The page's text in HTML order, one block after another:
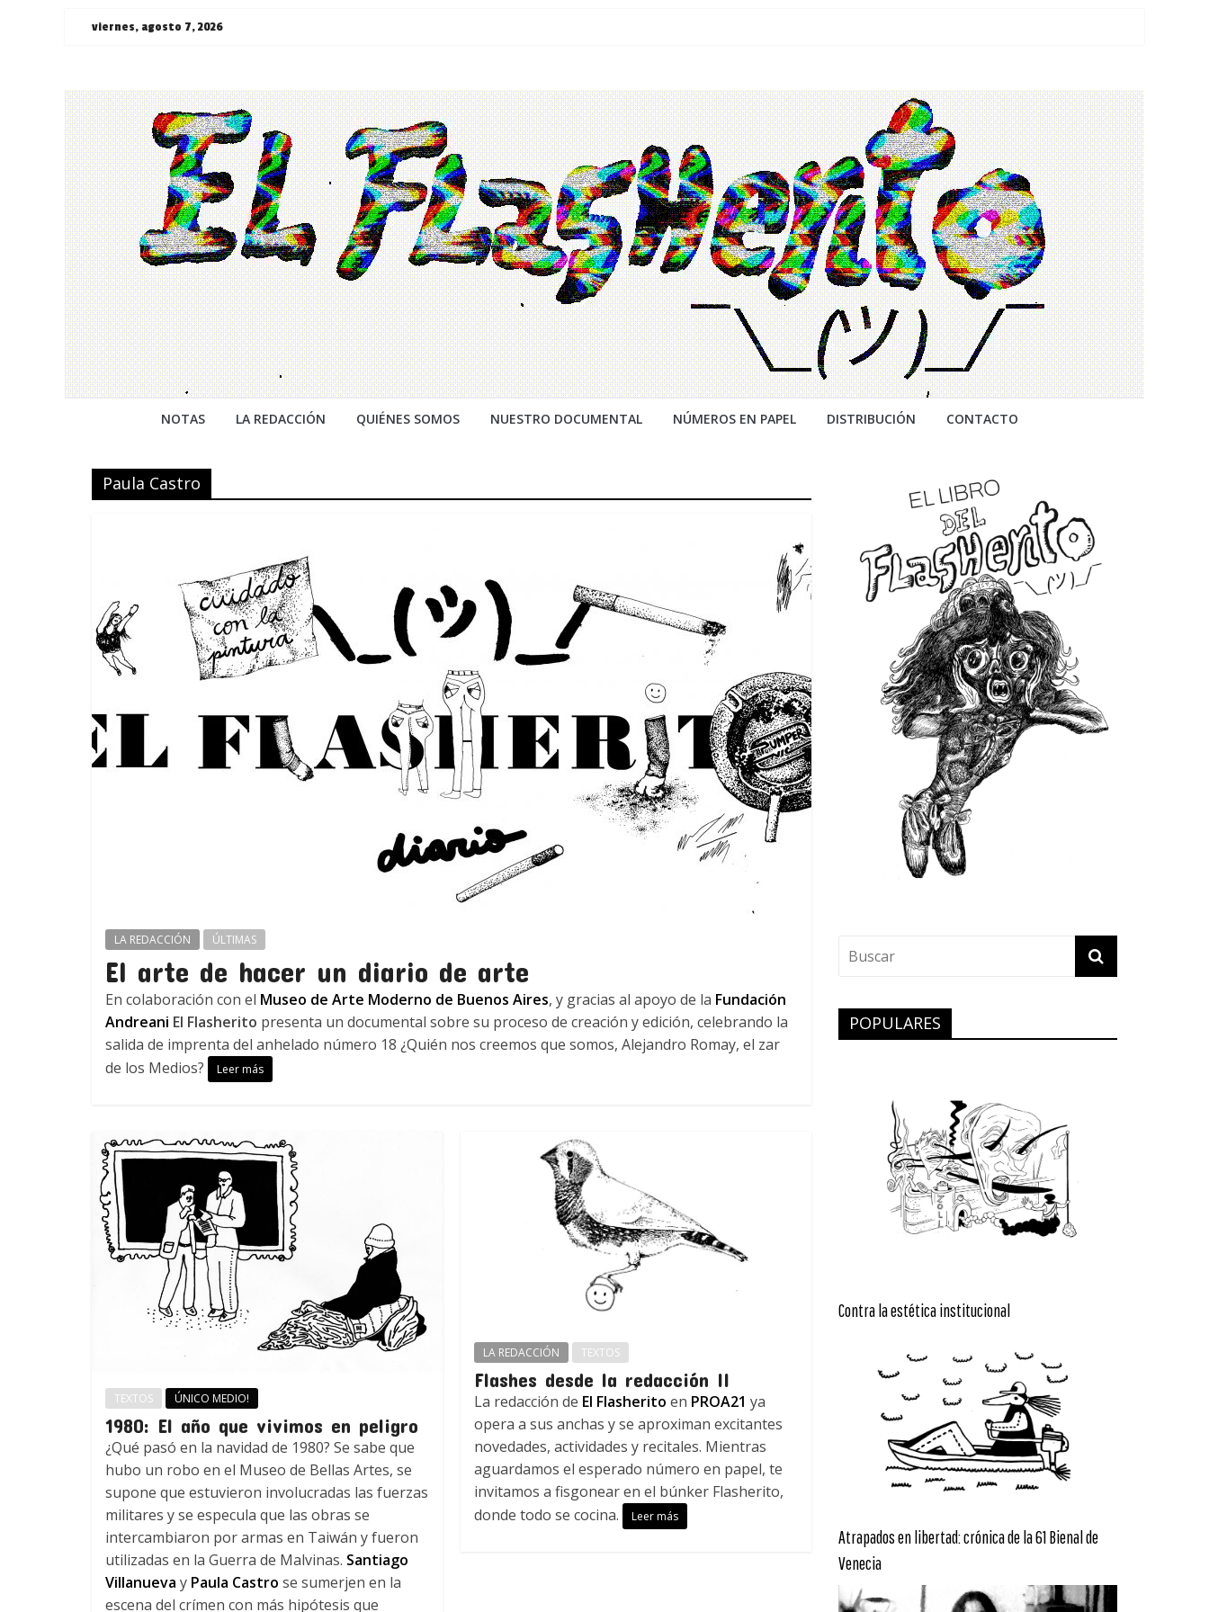
Saltarviernes, agosto 7, 2026
¯\_(ツ)_/
¯
NOTAS LA REDACCIÓN QUIÉNES SOMOS NUESTRO DOCUMENTAL NÚMEROS EN PAPEL DISTRIBUCIÓN CONTACTO
Paula Castro
LA REDACCIÓN ÚLTIMAS
El arte de hacer un diario de arte
En colaboración con el Museo de Arte Moderno de Buenos Aires, y gracias al apoyo de la Fundación
Andreani El Flasherito presenta un documental sobre su proceso de creación y edición, celebrando la
salida de imprenta del anhelado número 18 ¿Quién nos creemos que somos, Alejandro Romay, el zar
de los Medios?
Leer más
TEXTOS ÚNICO MEDIO!
1980: El año que vivimos en peligro
¿Qué pasó en la navidad de 1980? Se sabe que
hubo un robo en el Museo de Bellas Artes, se
supone que estuvieron involucradas las fuerzas
militares y se especula que las obras se
intercambiaron por armas en Taiwán y fueron
utilizadas en la Guerra de Malvinas. Santiago
Villanueva y Paula Castro se sumerjen en la
escena del crímen con más hipótesis que
LA REDACCIÓN TEXTOS
Flashes desde la redacción II
La redacción de El Flasherito en PROA21 ya
opera a sus anchas y se aproximan excitantes
novedades, actividades y recitales. Mientras
aguardamos el esperado número en papel, te
invitamos a fisgonear en el búnker Flasherito,
donde todo se cocina.
Leer más
POPULARES
Contra la estética institucional
Atrapados en libertad: crónica de la 61 Bienal de
Venecia